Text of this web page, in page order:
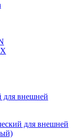
для внешней
для внешней